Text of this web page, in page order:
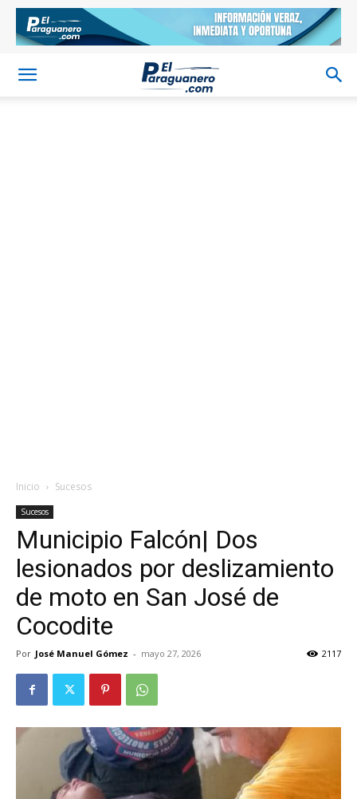
Inicio Sucesos
Sucesos
Municipio Falcón| Dos
lesionados por deslizamiento
de moto en San José de
Cocodite
Por José Manuel Gómez - mayo 27, 2026 2117